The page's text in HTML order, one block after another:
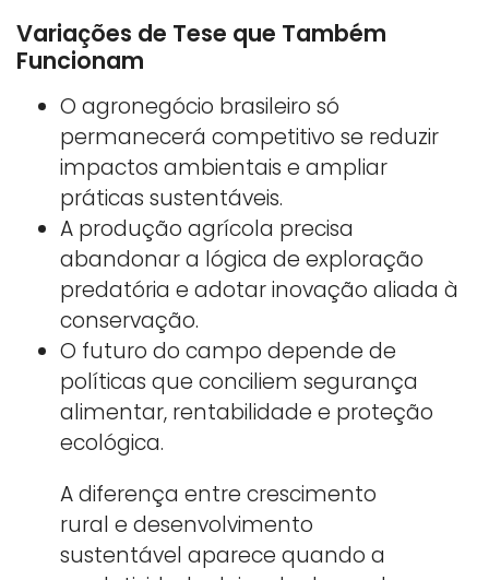
Variações de Tese que Também
Funcionam
O agronegócio brasileiro só
permanecerá competitivo se reduzir
impactos ambientais e ampliar
práticas sustentáveis.
A produção agrícola precisa
abandonar a lógica de exploração
predatória e adotar inovação aliada à
conservação.
O futuro do campo depende de
políticas que conciliem segurança
alimentar, rentabilidade e proteção
ecológica.
A diferença entre crescimento
rural e desenvolvimento
sustentável aparece quando a